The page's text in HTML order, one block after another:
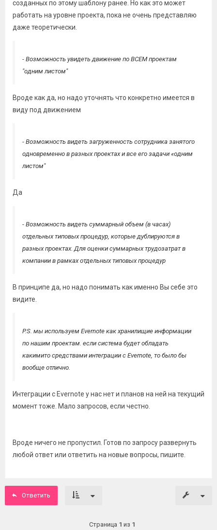
созданных по этому шаблону ранее. Но как это может
работать на уровне проекта, пока не очень представляю
даже теоретически.
- Возможность увидеть движение по ВСЕМ проектам
"одним листом"
Вроде как да, но надо уточнять что конкретно имеется в
виду под движением
- Возможность видеть загруженность сотрудника занятого
одновременно в разных проектах и все его задачи «одним
листом"
Да
- Возможность видеть суммарный объем (в часах)
отдельных типовых процедур, которые дублируются в
разных проектах. Для оценки суммарных трудозатрат в
компании в рамках отдельных типовых процедур
В принципе да, но надо понимать как именно Вы себе это
видите.
P.S. мы используем Evernote как хранилищие информации
по нашим проектам. если система будет обладать
какимито средствами интеграции с Evernote, то было бы
вообще отлично.
Интеграции с Evernote у нас нет и планов на ней на текущий
момент тоже. Мало запросов, если честно.
Вроде ничего не пропустил. Готов по запросу развернуть
любой ответ или ответить на новые вопросы, пишите.
Ответить
Страница 1 из 1